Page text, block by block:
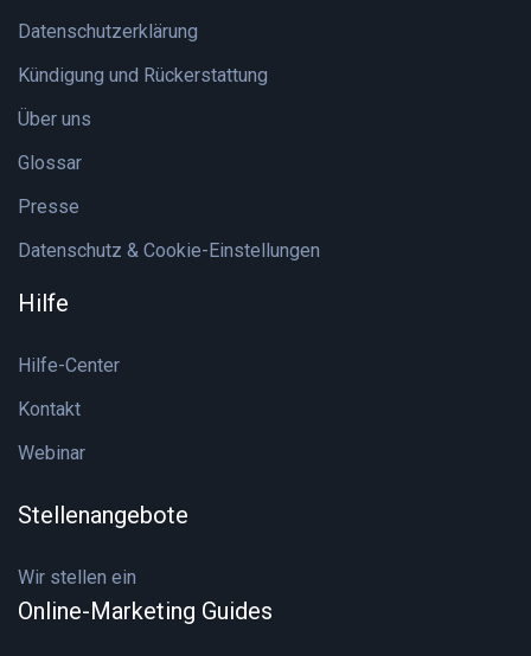
Datenschutzerklärung
Kündigung und Rückerstattung
Über uns
Glossar
Presse
Datenschutz & Cookie-Einstellungen
Hilfe
Hilfe-Center
Kontakt
Webinar
Stellenangebote
Wir stellen ein
Online-Marketing Guides